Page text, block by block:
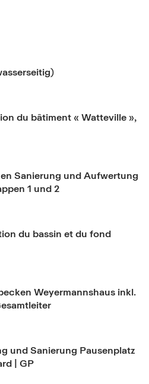
du bâtiment « Watteville »,
Sanierung und Aufwertung
1 und 2
du bassin et du fond
Weyermannshaus inkl.
und Sanierung Pausenplatz
| GP